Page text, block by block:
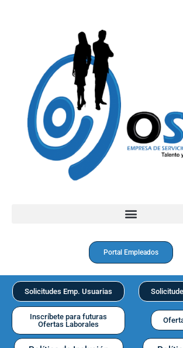
Portal Empleados
Solicitudes Emp. Usuarias
Inscríbete para futuras
Ofertas Laborales